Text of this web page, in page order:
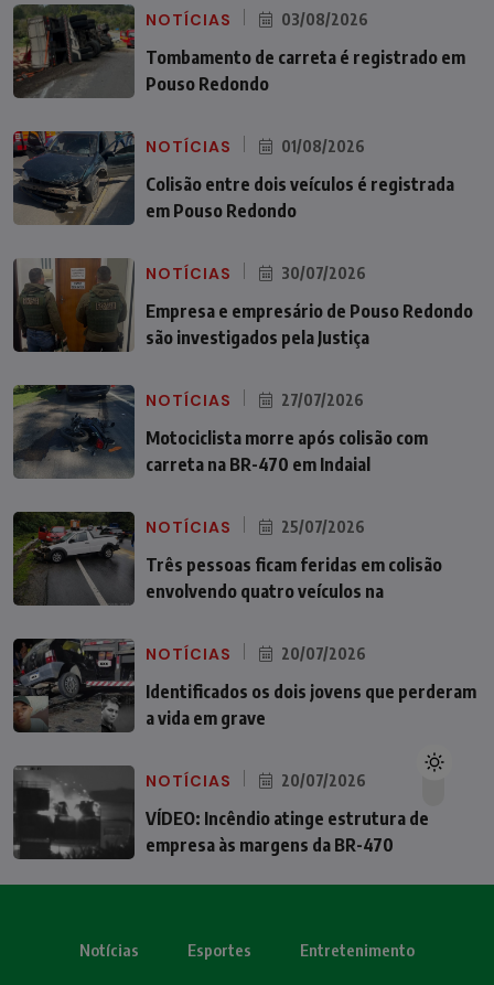
NOTÍCIAS 03/08/2026
Tombamento de carreta é registrado em
Pouso Redondo
NOTÍCIAS 01/08/2026
Colisão entre dois veículos é registrada
em Pouso Redondo
NOTÍCIAS 30/07/2026
Empresa e empresário de Pouso Redondo
são investigados pela Justiça
NOTÍCIAS 27/07/2026
Motociclista morre após colisão com
carreta na BR-470 em Indaial
NOTÍCIAS 25/07/2026
Três pessoas ficam feridas em colisão
envolvendo quatro veículos na
NOTÍCIAS 20/07/2026
Identificados os dois jovens que perderam
a vida em grave
NOTÍCIAS 20/07/2026
VÍDEO: Incêndio atinge estrutura de
empresa às margens da BR-470
Notícias Esportes Entretenimento